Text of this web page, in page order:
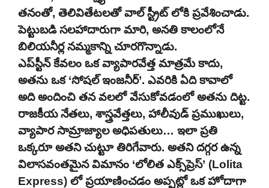
తనంతో, తెలివితేటలతో వాల్ స్ట్రీట్ లోకి ప్రవేశించాడు.
పెట్టుబడి సలహాదారుగా మారి, అనతి కాలంలోనే
బిలియనీర్ల నమ్మకాన్ని చూరగొన్నాడు.
ఎప్‌స్టీన్ కేవలం ఒక వ్యాపారవేత్త మాత్రమే కాదు,
అతను ఒక ‘సోషల్ ఇంజనీర్’. ఎవరికి ఏది కావాలో
అది అందించి తన వలలో వేసుకోవడంలో అతను దిట్ట.
రాజకీయ నేతలు, శాస్త్రవేత్తలు, హాలీవుడ్ ప్రముఖులు,
వ్యాపార సామ్రాజ్యాల అధిపతులు… ఇలా ప్రతి
ఒక్కరూ అతని చుట్టూ తిరిగేవారు. అతని దగ్గర ఉన్న
విలాసవంతమైన విమానం ‘లోలిత ఎక్స్‌ప్రెస్’ (Lolita
Express) లో ప్రయాణించడం అప్పట్లో ఒక హోదాగా